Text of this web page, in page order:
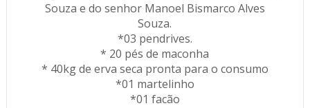
Souza e do senhor Manoel Bismarco Alves
Souza.
*03 pendrives.
* 20 pés de maconha
* 40kg de erva seca pronta para o consumo
*01 martelinho
*01 facão